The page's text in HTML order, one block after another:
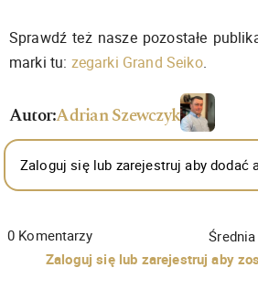
Sprawdź też nasze pozostałe
marki tu: zegarki Grand Seiko.
Autor:Adrian Szewczyk
Zaloguj się lub zarejestruj aby dodać
0 Komentarzy Średnia
Zaloguj się lub zarejestruj aby